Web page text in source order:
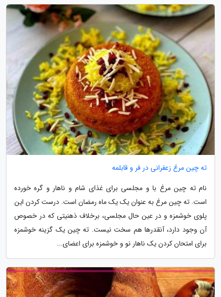
ته چین مرغ زعفرانی در فر و قابلمه
نام ته چین مرغ با و مجلسی برای غذای شام و ناهار و گره خورده
است. ته چین مرغ به عنوان یک یک ماه رمضان است. درست کردن این
پلوی خوشمزه و در عین حال مجلسی، برخلاف ذهنیتی که در خصوص
آن وجود دارد، آنقدرها هم سخت نیست. ته چین یک گزینه خوشمزه
برای امتحان کردن یک ناهار نو و خوشمزه برای اعضای...